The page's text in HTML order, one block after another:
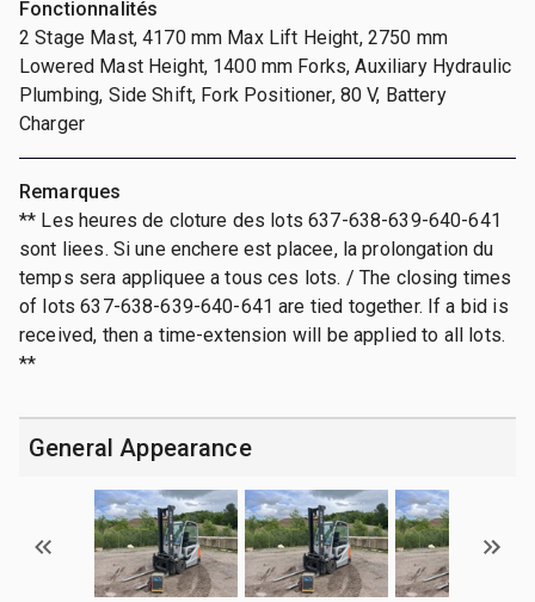
Fonctionnalités
2 Stage Mast, 4170 mm Max Lift Height, 2750 mm
Lowered Mast Height, 1400 mm Forks, Auxiliary Hydraulic
Plumbing, Side Shift, Fork Positioner, 80 V, Battery
Charger
Remarques
** Les heures de cloture des lots 637-638-639-640-641
sont liees. Si une enchere est placee, la prolongation du
temps sera appliquee a tous ces lots. / The closing times
of lots 637-638-639-640-641 are tied together. If a bid is
received, then a time-extension will be applied to all lots.
**
General Appearance